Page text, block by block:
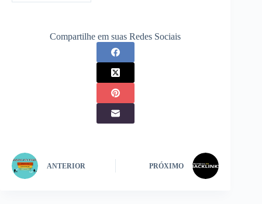
Compartilhe em suas Redes Sociais
ANTERIOR PRÓXIMO